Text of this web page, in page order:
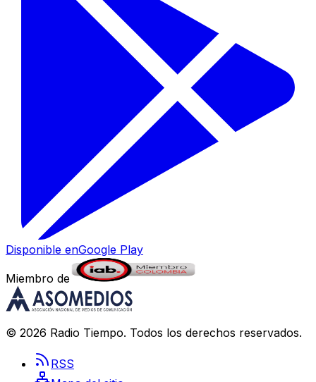
Disponible enGoogle Play
Miembro de
© 2026 Radio Tiempo. Todos los derechos reservados.
RSS